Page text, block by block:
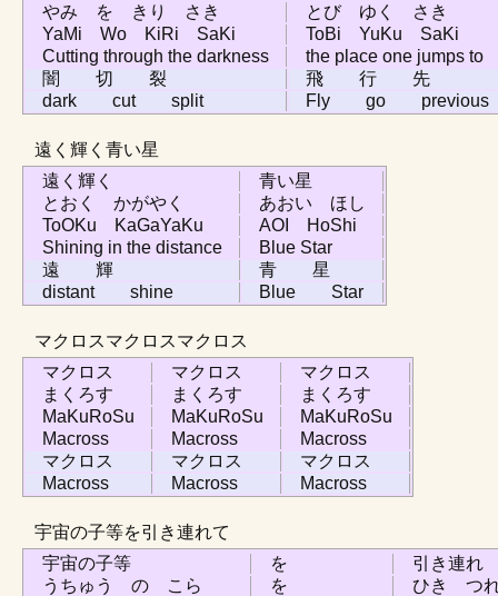
やみ を きり さき
とび ゆく さき
YaMi Wo KiRi SaKi
ToBi YuKu SaKi
Cutting through the darkness
the place one jumps to
闇 切 裂
飛 行 先
dark cut split
Fly go previous
遠く輝く青い星
遠く輝く
青い星
とおく かがやく
あおい ほし
ToOKu KaGaYaKu
AOI HoShi
Shining in the distance
Blue Star
遠 輝
青 星
distant shine
Blue Star
マクロスマクロスマクロス
マクロス
マクロス
マクロス
まくろす
まくろす
まくろす
MaKuRoSu
MaKuRoSu
MaKuRoSu
Macross
Macross
Macross
マクロス
マクロス
マクロス
Macross
Macross Macross
宇宙の子等を引き連れて
宇宙の子等
を
引き連れ
うちゅう の こら
を
ひき つ